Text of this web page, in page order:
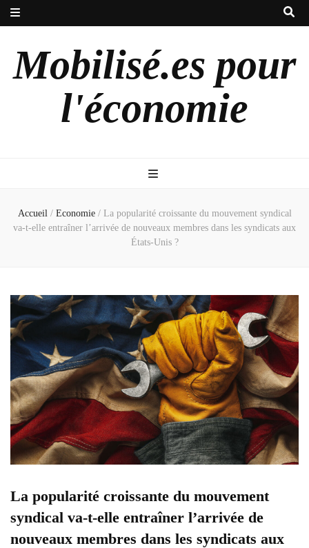
Mobilisé.es pour
l'économie
Accueil / Economie / La popularité croissante du mouvement syndical
va-t-elle entraîner l’arrivée de nouveaux membres dans les syndicats aux
États-Unis ?
La popularité croissante du mouvement
syndical va-t-elle entraîner l’arrivée de
nouveaux membres dans les syndicats aux